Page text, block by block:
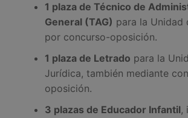
1 plaza de Técnico de
General (TAG) para la Unidad
por concurso-oposición.
1 plaza de Letrado para la
Jurídica, también mediante
oposición.
3 plazas de Educador Infantil,